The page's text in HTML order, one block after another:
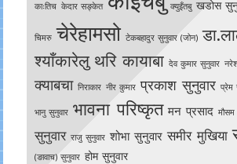
काःतिच केदार सङ्केत क्युइँतबु खडोस
चिमरु चेरेहामसो टेकबहादुर सुनुवार (जोन)
श्याँकारेलु थरि कायाबा देव कुमार सुनुवार
क्याबचा निराकार नीर कुमार प्रकाश सुनुवार प्रेम
भानु सुनुवार भावना परिष्कृत मन प्रसाद मौसम
सुनुवार राजु सुनुवार शोभा सुनुवार समीर मुखिया
(ङावाच) सुनुवार होम सुनुवार